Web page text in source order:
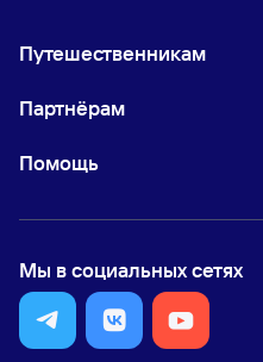
Путешественникам
Партнёрам
Помощь
Мы в социальных сетях